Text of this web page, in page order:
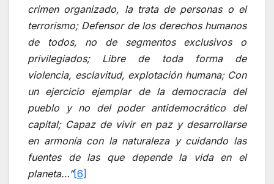
crimen organizado, la trata de personas o el
terrorismo; Defensor de los derechos humanos
de todos, no de segmentos exclusivos o
privilegiados; Libre de toda forma de
violencia, esclavitud, explotación humana; Con
un ejercicio ejemplar de la democracia del
pueblo y no del poder antidemocrático del
capital; Capaz de vivir en paz y desarrollarse
en armonía con la naturaleza y cuidando las
fuentes de las que depende la vida en el
planeta…”[6]